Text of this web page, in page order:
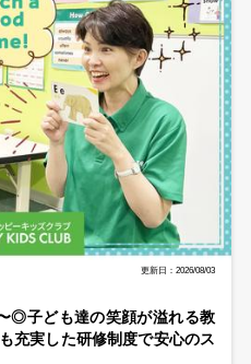
更新日：2026/08/03
◎子ども達の笑顔が溢れる教
充実した研修制度で安心のス